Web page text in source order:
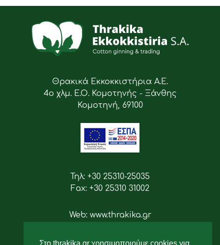
Θρακικά Εκκοκκιστήρια Α.Ε.
4ο χλμ. Ε.Ο. Κομοτηνής - Ξάνθης
Κομοτηνή, 69100
Τηλ: +30 25310-25035
Fax: +30 25310 31002
Web: www.thrakika.gr